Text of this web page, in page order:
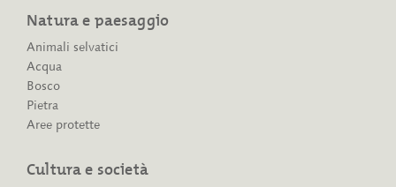
Natura e paesaggio
Animali selvatici
Acqua
Bosco
Pietra
Aree protette
Cultura e società